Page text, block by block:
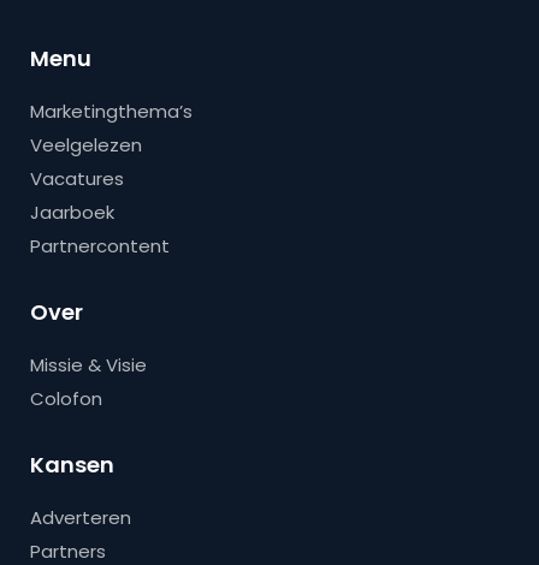
Menu
Marketingthema’s
Veelgelezen
Vacatures
Jaarboek
Partnercontent
Over
Missie & Visie
Colofon
Kansen
Adverteren
Partners